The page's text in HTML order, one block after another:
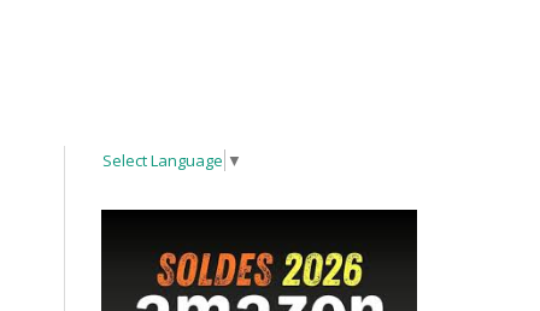
Select Language ▼